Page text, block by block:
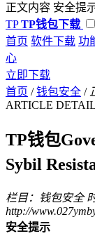
正文内容 安全提
TP TP钱包下载
首页 软件下载 功
心
立即下载
首页 / 钱包安全 /
ARTICLE DETAIL
TP钱包
Sybil
栏目：钱包安全
http://
安全提示